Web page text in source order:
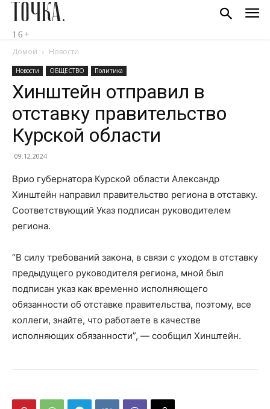
ТОЧКА.
16+
Домой Новости
Новости ОБЩЕСТВО Политика
Хинштейн отправил в
отставку правительство
Курской области
09.12.2024
Врио губернатора Курской области Александр
Хинштейн направил правительство региона в отставку.
Соответствующий Указ подписан руководителем
региона.
“В силу требований закона, в связи с уходом в отставку
предыдущего руководителя региона, мной был
подписан указ как временно исполняющего
обязанности об отставке правительства, поэтому, все
коллеги, знайте, что работаете в качестве
исполняющих обязанности”, — сообщил Хинштейн.